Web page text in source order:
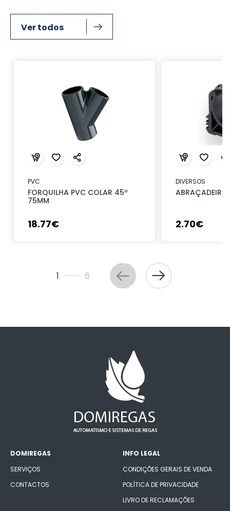
Ver todos
PVC
FORQUILHA PVC COLAR 45º
75MM
18.77€
DIVERSOS
ABRAÇADEIRA
2.70€
1 6
DOMIREGAS
SERVIÇOS
CONTACTOS
INFO LEGAL
CONDIÇÕES GERAIS DE VENDA
POLÍTICA DE PRIVACIDADE
LIVRO DE RECLAMAÇÕES